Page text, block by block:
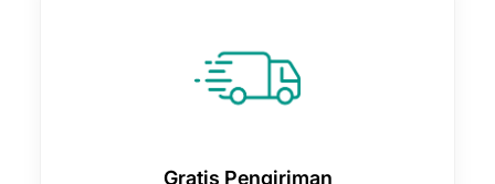
Gratis Pengiriman